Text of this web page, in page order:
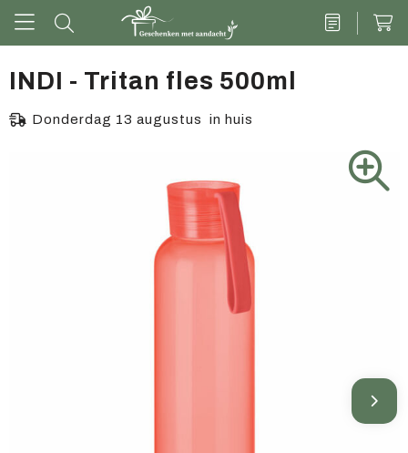
INDI - Tritan fles 500ml
Donderdag 13 augustus in huis